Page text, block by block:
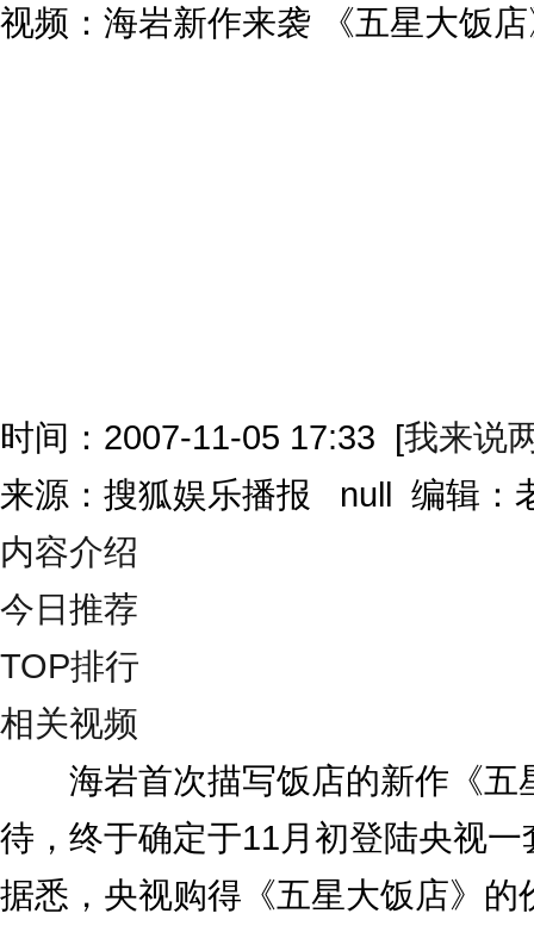
视频：海岩新作来袭 《五星大饭
时间：2007-11-05 17:33 [我来说
来源：搜狐娱乐播报 null 编辑
内容介绍
今日推荐
TOP排行
相关视频
海岩首次描写饭店的新作《五
待，终于确定于11月初登陆央视
据悉，央视购得《五星大饭店》